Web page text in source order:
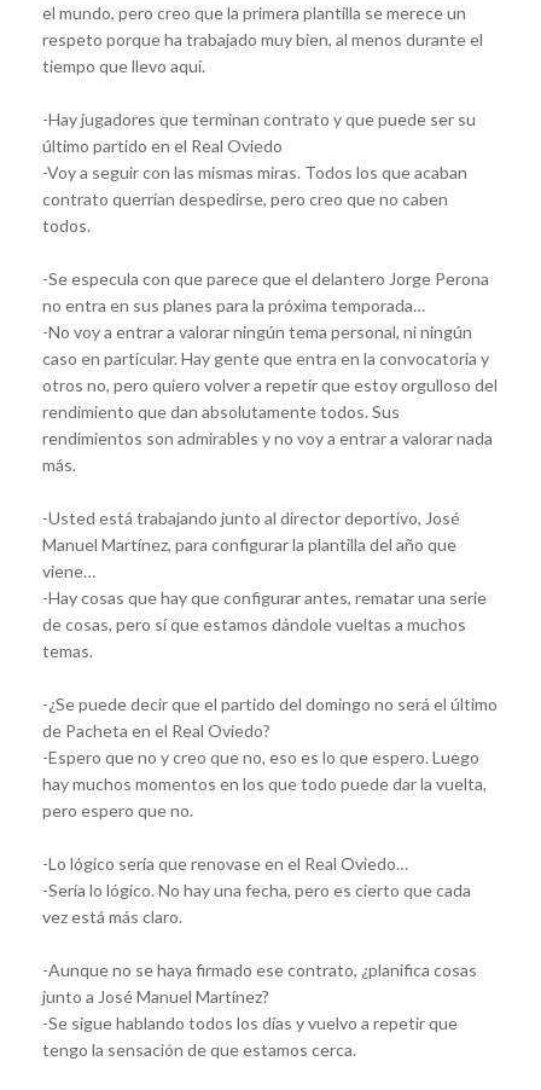
el mundo, pero creo que la primera plantilla se merece un
respeto porque ha trabajado muy bien, al menos durante el
tiempo que llevo aquí.
-Hay jugadores que terminan contrato y que puede ser su
último partido en el Real Oviedo
-Voy a seguir con las mismas miras. Todos los que acaban
contrato querrían despedirse, pero creo que no caben
todos.
-Se especula con que parece que el delantero Jorge Perona
no entra en sus planes para la próxima temporada…
-No voy a entrar a valorar ningún tema personal, ni ningún
caso en particular. Hay gente que entra en la convocatoria y
otros no, pero quiero volver a repetir que estoy orgulloso del
rendimiento que dan absolutamente todos. Sus
rendimientos son admirables y no voy a entrar a valorar nada
más.
-Usted está trabajando junto al director deportivo, José
Manuel Martínez, para configurar la plantilla del año que
viene…
-Hay cosas que hay que configurar antes, rematar una serie
de cosas, pero sí que estamos dándole vueltas a muchos
temas.
-¿Se puede decir que el partido del domingo no será el último
de Pacheta en el Real Oviedo?
-Espero que no y creo que no, eso es lo que espero. Luego
hay muchos momentos en los que todo puede dar la vuelta,
pero espero que no.
-Lo lógico sería que renovase en el Real Oviedo…
-Sería lo lógico. No hay una fecha, pero es cierto que cada
vez está más claro.
-Aunque no se haya firmado ese contrato, ¿planifica cosas
junto a José Manuel Martínez?
-Se sigue hablando todos los días y vuelvo a repetir que
tengo la sensación de que estamos cerca.